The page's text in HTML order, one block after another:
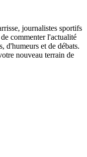
journalistes sportifs
commenter l'actualité
d'humeurs et de débats.
nouveau terrain de